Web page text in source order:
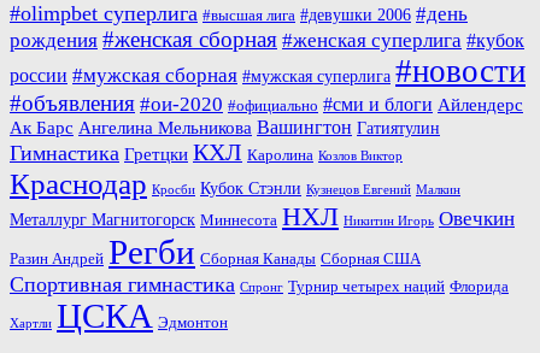
#olimpbet суперлига #высшая лига #девушки 2006 #день
рождения #женская сборная #женская суперлига #кубок
россии #мужская сборная #мужская суперлига #новости
#объявления #ои-2020 #официально #сми и блоги Айлендерс
Ак Барс Ангелина Мельникова Вашингтон Гатиятулин
Гимнастика Гретцки КХЛ Каролина Козлов Виктор
Краснодар Кросби Кубок Стэнли Кузнецов Евгений Малкин
Металлург Магнитогорск Миннесота НХЛ Никитин Игорь Овечкин
Разин Андрей Регби Сборная Канады Сборная США
Спортивная гимнастика Спронг Турнир четырех наций Флорида
Хартли ЦСКА Эдмонтон